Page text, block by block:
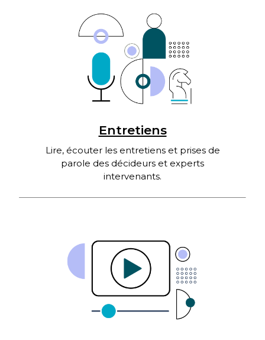
Entretiens
Lire, écouter les entretiens et prises de
parole des décideurs et experts
intervenants.